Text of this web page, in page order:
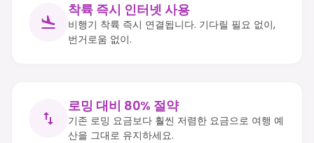
착륙 즉시 인터넷 사용
비행기 착륙 즉시 연결됩니다. 기다릴 필요 없이,
번거로움 없이.
로밍 대비 80% 절약
기존 로밍 요금보다 훨씬 저렴한 요금으로 여행 예
산을 그대로 유지하세요.